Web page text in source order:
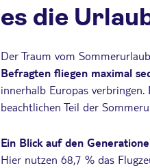
es die
Der Traum vom
Befragten fliegen maximal
innerhalb Europas
beachtlichen Teil der
Ein Blick auf den
Hier nutzen 68,7 % das